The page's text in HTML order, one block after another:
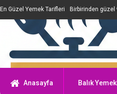
En Güzel Yemek Tarifleri Birbirinden
Anasayfa Balık